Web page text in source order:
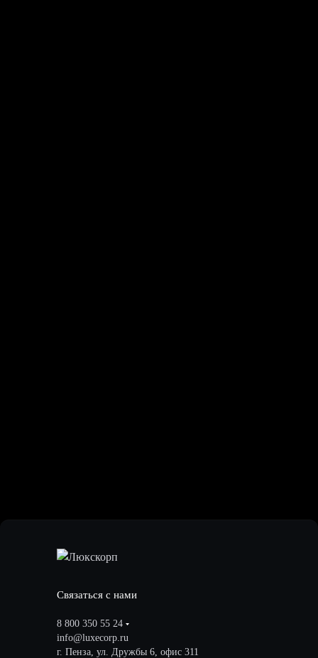
Связаться с нами
8 800 350 55 24
info@luxecorp.ru
г. Пенза, ул. Дружбы 6, офис 311